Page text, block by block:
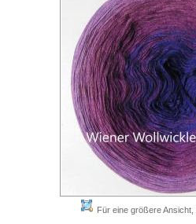
Für eine größere